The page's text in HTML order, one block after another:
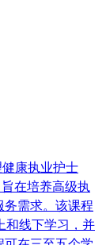
康执业护士
在培养高级执
需求。该课程
和线下学习，并